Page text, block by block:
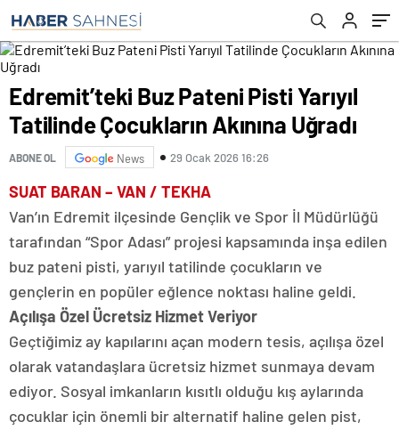
Edremit’teki Buz Pateni Pisti Yarıyıl
Tatilinde Çocukların Akınına Uğradı
ABONE OL News 29 Ocak 2026 16:26
SUAT BARAN – VAN / TEKHA
Van’ın Edremit ilçesinde Gençlik ve Spor İl Müdürlüğü
tarafından “Spor Adası” projesi kapsamında inşa edilen
buz pateni pisti, yarıyıl tatilinde çocukların ve
gençlerin en popüler eğlence noktası haline geldi.
Açılışa Özel Ücretsiz Hizmet Veriyor
Geçtiğimiz ay kapılarını açan modern tesis, açılışa özel
olarak vatandaşlara ücretsiz hizmet sunmaya devam
ediyor. Sosyal imkanların kısıtlı olduğu kış aylarında
çocuklar için önemli bir alternatif haline gelen pist,